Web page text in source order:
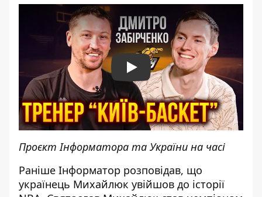
Play
Проєкт Інформатора та України на часі
Раніше Інформатор розповідав, що
українець Михайлюк увійшов до історії